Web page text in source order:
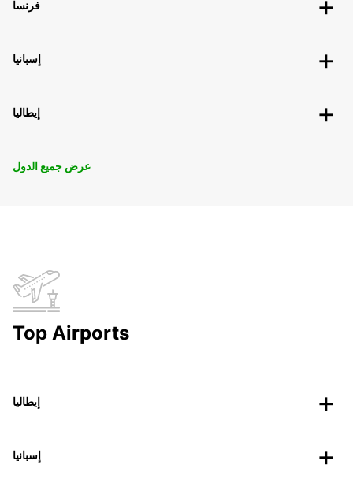
فرنسا
إسبانيا
إيطاليا
عرض جميع الدول
Top Airports
إيطاليا
إسبانيا